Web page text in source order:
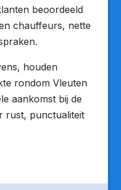
beoordeeld
chauffeurs, nette
houden
rondom Vleuten
aankomst bij de
rust, punctualiteit